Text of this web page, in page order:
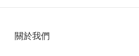
關於我們